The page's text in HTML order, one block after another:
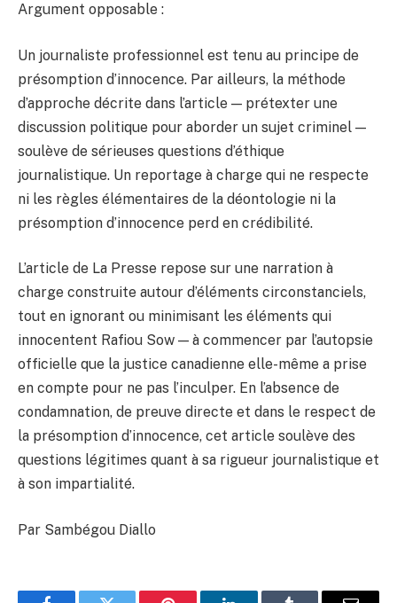
Argument opposable :
Un journaliste professionnel est tenu au principe de
présomption d’innocence. Par ailleurs, la méthode
d’approche décrite dans l’article — prétexter une
discussion politique pour aborder un sujet criminel —
soulève de sérieuses questions d’éthique
journalistique. Un reportage à charge qui ne respecte
ni les règles élémentaires de la déontologie ni la
présomption d’innocence perd en crédibilité.
L’article de La Presse repose sur une narration à
charge construite autour d’éléments circonstanciels,
tout en ignorant ou minimisant les éléments qui
innocentent Rafiou Sow — à commencer par l’autopsie
officielle que la justice canadienne elle-même a prise
en compte pour ne pas l’inculper. En l’absence de
condamnation, de preuve directe et dans le respect de
la présomption d’innocence, cet article soulève des
questions légitimes quant à sa rigueur journalistique et
à son impartialité.
Par Sambégou Diallo